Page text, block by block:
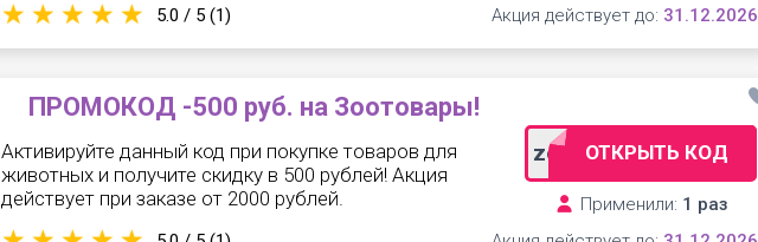
5.0 / 5 (1) Акция действует до: 31.12.2026
ПРОМОКОД -500 руб. на Зоотовары!
Активируйте данный код при покупке товаров для
животных и получите скидку в 500 рублей! Акция
действует при заказе от 2000 рублей.
zoo500ОТКРЫТЬ КОД
Применили: 1 раз